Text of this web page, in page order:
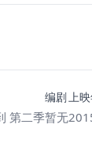
第二季
编剧
暂无
上